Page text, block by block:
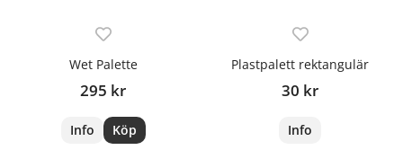
Wet Palette
295 kr
Info Köp
Plastpalett rektangulär
30 kr
Info